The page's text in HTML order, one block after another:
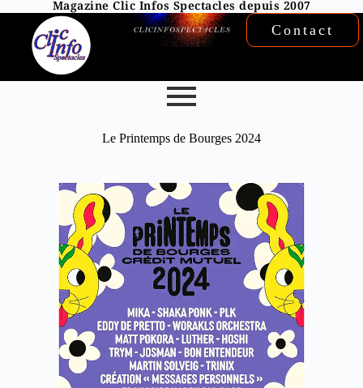
Magazine Clic Infos Spectacles depuis 2007
Contact
Le Printemps de Bourges 2024